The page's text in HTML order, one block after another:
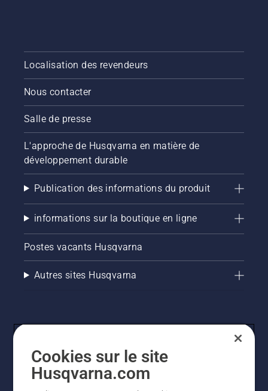
Localisation des revendeurs
Nous contacter
Salle de presse
L'approche de Husqvarna en matière de
développement durable
Publication des informations du produit
informations sur la boutique en ligne
Postes vacants Husqvarna
Autres sites Husqvarna
Cookies sur le site
Husqvarna.com